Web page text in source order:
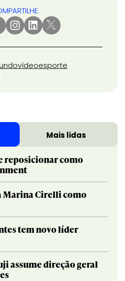
vídeoesporte
Mais lidas
reposicionar como
Marina Cirelli como
tem novo líder
assume direção geral